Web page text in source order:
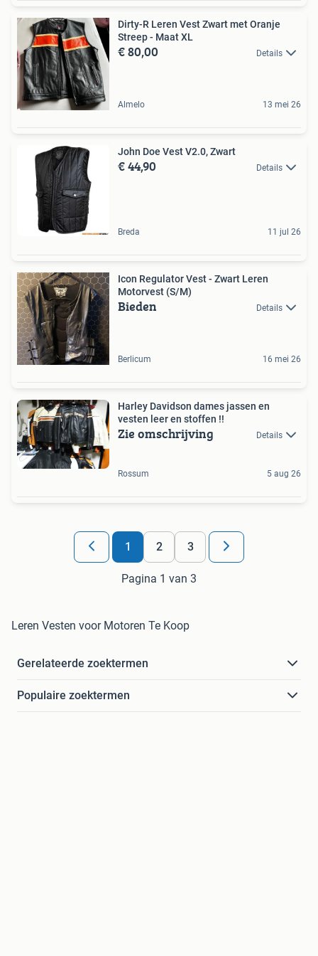
Dirty-R Leren Vest Zwart met Oranje
Streep - Maat XL
€ 80,00 Details
Almelo 13 mei 26
John Doe Vest V2.0, Zwart
€ 44,90 Details
Breda 11 jul 26
Icon Regulator Vest - Zwart Leren
Motorvest (S/M)
Bieden Details
Berlicum 16 mei 26
Harley Davidson dames jassen en
vesten leer en stoffen !!
Zie omschrijving Details
Rossum 5 aug 26
1 2 3
Pagina 1 van 3
Leren Vesten voor Motoren Te Koop
Gerelateerde zoektermen
Populaire zoektermen